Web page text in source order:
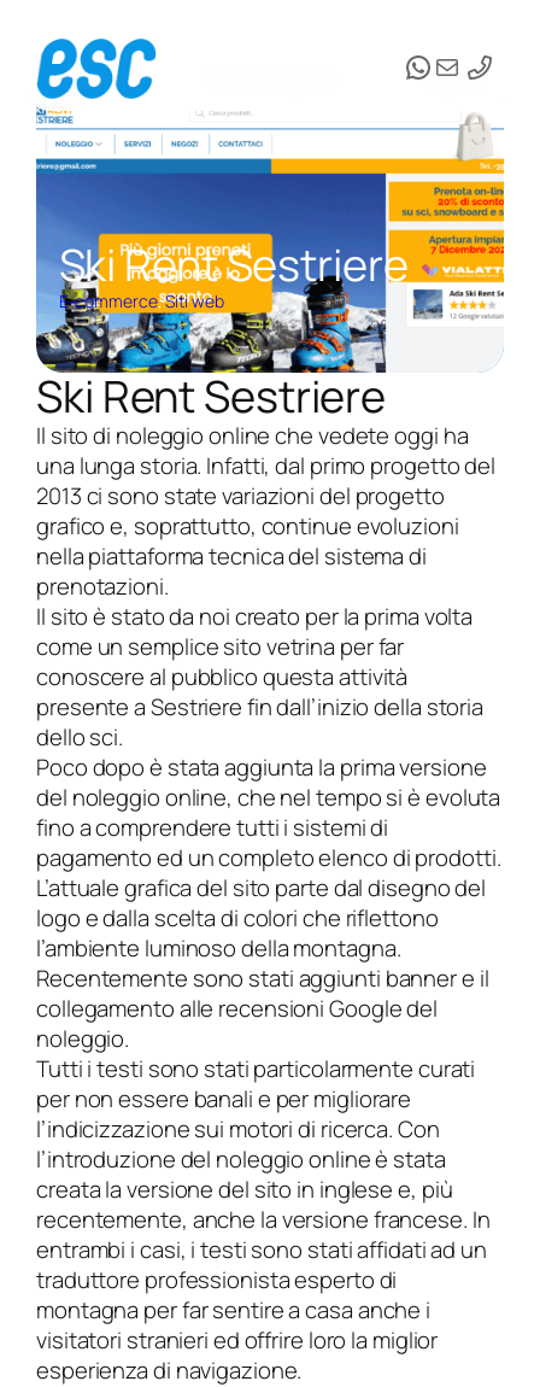
contenuto
WhatsApp
Email
Ski Rent Sestriere
E-commerce, Siti web
Ski Rent Sestriere
Il sito di noleggio online che vedete oggi ha
una lunga storia. Infatti, dal primo progetto del
2013 ci sono state variazioni del progetto
grafico e, soprattutto, continue evoluzioni
nella piattaforma tecnica del sistema di
prenotazioni.
Il sito è stato da noi creato per la prima volta
come un semplice sito vetrina per far
conoscere al pubblico questa attività
presente a Sestriere fin dall’inizio della storia
dello sci.
Poco dopo è stata aggiunta la prima versione
del noleggio online, che nel tempo si è evoluta
fino a comprendere tutti i sistemi di
pagamento ed un completo elenco di prodotti.
L’attuale grafica del sito parte dal disegno del
logo e dalla scelta di colori che riflettono
l’ambiente luminoso della montagna.
Recentemente sono stati aggiunti banner e il
collegamento alle recensioni Google del
noleggio.
Tutti i testi sono stati particolarmente curati
per non essere banali e per migliorare
l’indicizzazione sui motori di ricerca. Con
l’introduzione del noleggio online è stata
creata la versione del sito in inglese e, più
recentemente, anche la versione francese. In
entrambi i casi, i testi sono stati affidati ad un
traduttore professionista esperto di
montagna per far sentire a casa anche i
visitatori stranieri ed offrire loro la miglior
esperienza di navigazione.